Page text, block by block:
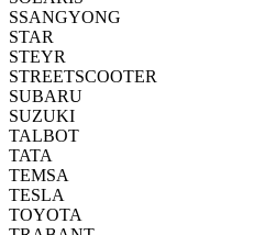
SSANGYONG
STAR
STEYR
STREETSCOOTER
SUBARU
SUZUKI
TALBOT
TATA
TEMSA
TESLA
TOYOTA